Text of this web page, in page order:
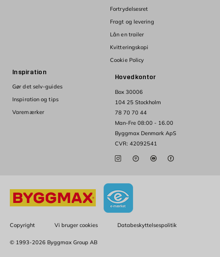
Hovedkontor
Box 30006
104 25 Stockholm
78 70 70 44
Man-Fre 08:00 - 16.00
Byggmax Denmark ApS
CVR: 42092541
Fortrydelsesret
Fragt og levering
Lån en trailer
Kvitteringskopi
Cookie Policy
Inspiration
Gør det selv-guides
Inspiration og tips
Varemærker
Copyright Vi bruger cookies Databeskyttelsespolitik
© 1993-2026 Byggmax Group AB